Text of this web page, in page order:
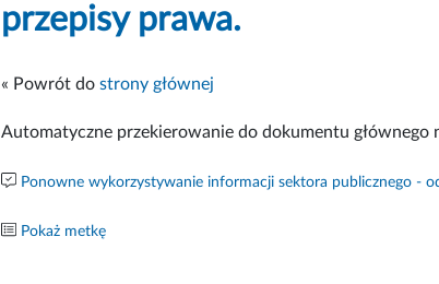
przepisy prawa.
« Powrót do strony głównej
Automatyczne przekierowanie do dokumentu głównego
Ponowne wykorzystywanie informacji sektora publicznego -
Pokaż metkę